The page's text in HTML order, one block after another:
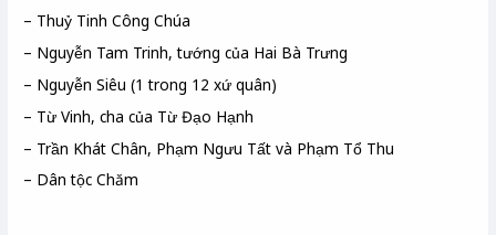
– Thuỷ Tinh Công Chúa
– Nguyễn Tam Trinh, tướng của Hai Bà Trưng
– Nguyễn Siêu (1 trong 12 xứ quân)
– Từ Vinh, cha của Từ Đạo Hạnh
– Trần Khát Chân, Phạm Ngưu Tất và Phạm Tổ Thu
– Dân tộc Chăm